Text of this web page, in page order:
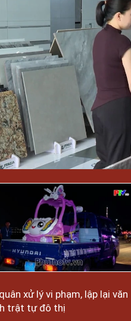
xử lý vi phạm, lập lại văn
trật tự đô thị